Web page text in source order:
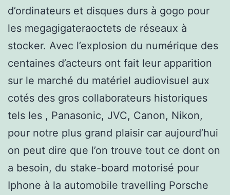
d’ordinateurs et disques durs à gogo pour
les megagigateraoctets de réseaux à
stocker. Avec l’explosion du numérique des
centaines d’acteurs ont fait leur apparition
sur le marché du matériel audiovisuel aux
cotés des gros collaborateurs historiques
tels les , Panasonic, JVC, Canon, Nikon,
pour notre plus grand plaisir car aujourd’hui
on peut dire que l’on trouve tout ce dont on
a besoin, du stake-board motorisé pour
Iphone à la automobile travelling Porsche